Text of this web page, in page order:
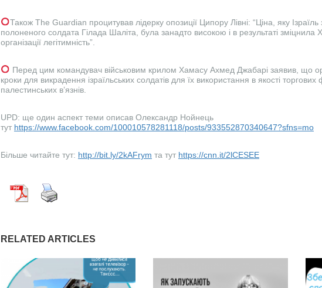
Також The Guardian процитував лідерку опозиції Ципору Лівні: “Ціна, яку Ізраїль
полоненого солдата Гілада Шаліта, була занадто високою і в результаті зміцнила
організації легітимність”.
Перед цим командувач військовим крилом Хамасу Ахмед Джабарі заявив, що
кроки для викрадення ізраїльських солдатів для їх використання в якості
палестинських в’язнів.
UPD: ще один аспект теми описав Олександр Нойнець
тут https://www.facebook.com/100010578281118/posts/933552870340647?sfns=mo
Більше читайте тут: http://bit.ly/2kAFrym та тут https://cnn.it/2lCESEE
RELATED ARTICLES